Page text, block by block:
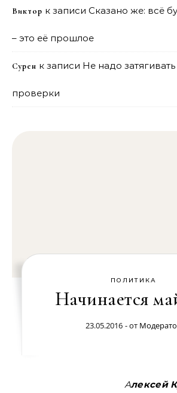
Виктор к записи Сказано же: всё
– это её прошлое
Сурен к записи Не надо
проверки
ПОЛИТИКА
Начинается
23.05.2016 - от
Алексей